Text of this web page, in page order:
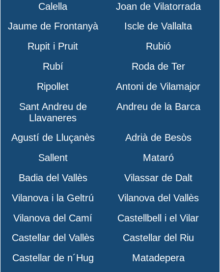
Calella
Joan de Vilatorrada
Jaume de Frontanyà
Iscle de Vallalta
Rupit i Pruit
Rubió
Rubí
Roda de Ter
Ripollet
Antoni de Vilamajor
Sant Andreu de
Llavaneres
Andreu de la Barca
Agustí de Lluçanès
Adrià de Besòs
Sallent
Mataró
Badia del Vallès
Vilassar de Dalt
Vilanova i la Geltrú
Vilanova del Vallès
Vilanova del Camí
Castellbell i el Vilar
Castellar del Vallès
Castellar del Riu
Castellar de n´Hug
Matadepera